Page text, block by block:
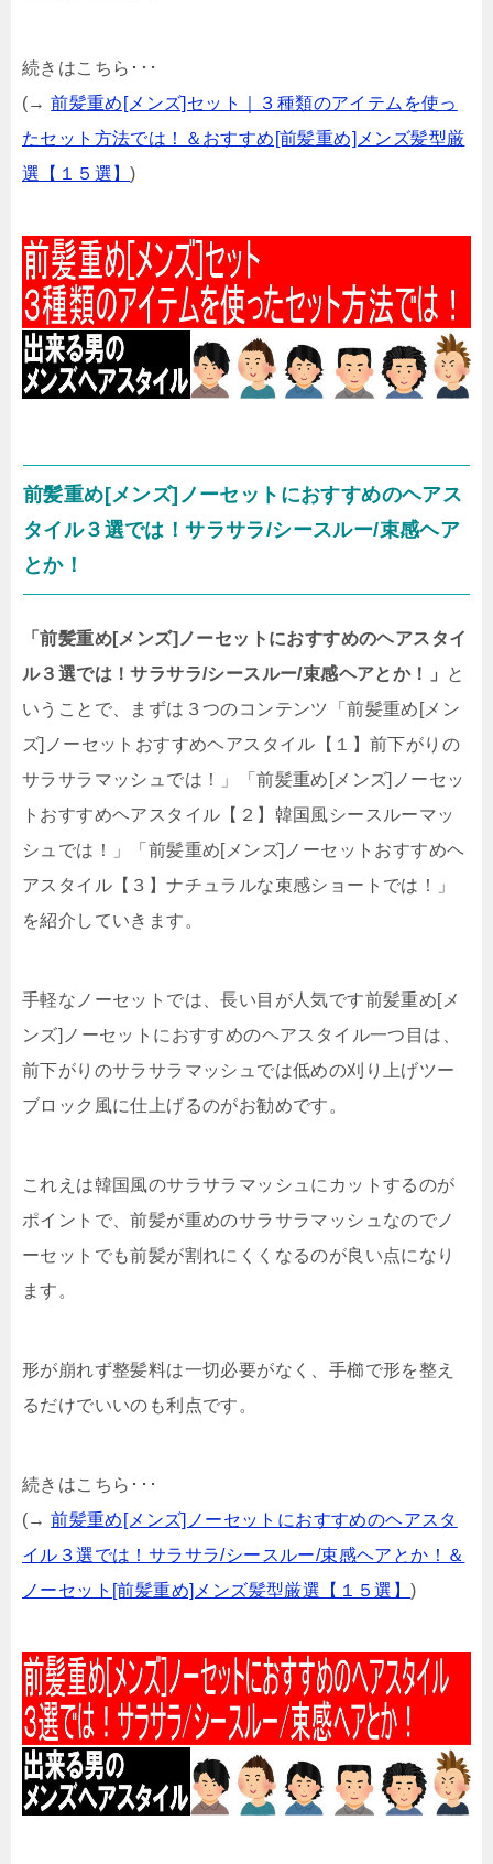
続きはこちら･･･
(→前髪重め[メンズ]セット｜３種類のアイテムを使っ
たセット方法では！＆おすすめ[前髪重め]メンズ髪型厳
選【１５選】)
前髪重め[メンズ]ノーセットにおすすめのヘアス
タイル３選では！サラサラ/シースルー/束感ヘア
とか！
「前髪重め[メンズ]ノーセットにおすすめのヘアスタイ
ル３選では！サラサラ/シースルー/束感ヘアとか！」
と
いうことで、まずは３つのコンテンツ「前髪重め[メン
ズ]ノーセットおすすめヘアスタイル【１】前下がりの
サラサラマッシュでは！」「前髪重め[メンズ]ノーセッ
トおすすめヘアスタイル【２】韓国風シースルーマッ
シュでは！」「前髪重め[メンズ]ノーセットおすすめヘ
アスタイル【３】ナチュラルな束感ショートでは！」
を紹介していきます。
手軽なノーセットでは、長い目が人気です前髪重め[メ
ンズ]ノーセットにおすすめのヘアスタイル一つ目は、
前下がりのサラサラマッシュでは低めの刈り上げツー
ブロック風に仕上げるのがお勧めです。
これえは韓国風のサラサラマッシュにカットするのが
ポイントで、前髪が重めのサラサラマッシュなのでノ
ーセットでも前髪が割れにくくなるのが良い点になり
ます。
形が崩れず整髪料は一切必要がなく、手櫛で形を整え
るだけでいいのも利点です。
続きはこちら･･･
(→前髪重め[メンズ]ノーセットにおすすめのヘアスタ
イル３選では！サラサラ/シースルー/束感ヘアとか！＆
ノーセット[前髪重め]メンズ髪型厳選【１５選】)